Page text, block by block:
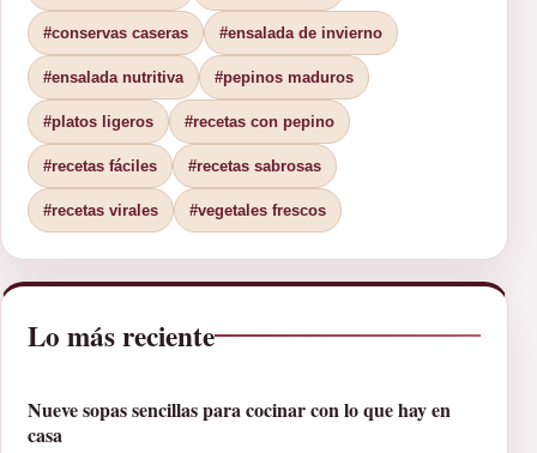
#conservas caseras #ensalada de invierno
#ensalada nutritiva #pepinos maduros
#platos ligeros #recetas con pepino
#recetas fáciles #recetas sabrosas
#recetas virales #vegetales frescos
Lo más reciente
Nueve sopas sencillas para cocinar con lo que hay en
casa